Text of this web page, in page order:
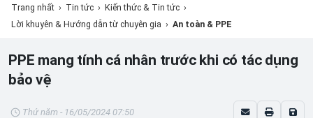
Trang nhất › Tin tức › Kiến thức & Tin tức ›
Lời khuyên & Hướng dẫn từ chuyên gia › An toàn & PPE
PPE mang tính cá nhân trước khi có tác dụng
bảo vệ
Thứ năm - 16/05/2024 07:50